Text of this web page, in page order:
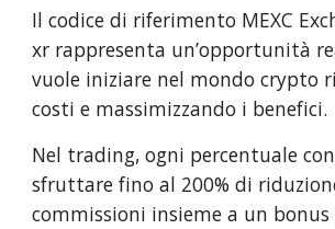
Il codice di riferimento MEXC
xr rappresenta un’opportunità
vuole iniziare nel mondo crypto
costi e massimizzando i benefici.
Nel trading, ogni percentuale
sfruttare fino al 200% di
commissioni insieme a un